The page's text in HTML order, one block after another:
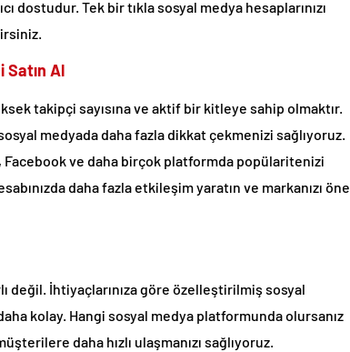
dostudur. Tek bir tıkla sosyal medya hesaplarınızı
Satın Al
takipçi sayısına ve aktif bir kitleye sahip olmaktır.
medyada daha fazla dikkat çekmenizi sağlıyoruz.
ve daha birçok platformda popülaritenizi
daha fazla etkileşim yaratın ve markanızı öne
değil. İhtiyaçlarınıza göre özelleştirilmiş sosyal
kolay. Hangi sosyal medya platformunda olursanız
daha hızlı ulaşmanızı sağlıyoruz.